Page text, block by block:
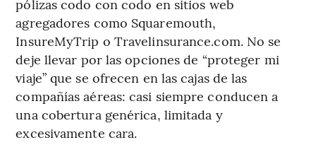
pólizas codo con codo en sitios web
agregadores como Squaremouth,
InsureMyTrip o Travelinsurance.com. No se
deje llevar por las opciones de “proteger mi
viaje” que se ofrecen en las cajas de las
compañías aéreas: casi siempre conducen a
una cobertura genérica, limitada y
excesivamente cara.